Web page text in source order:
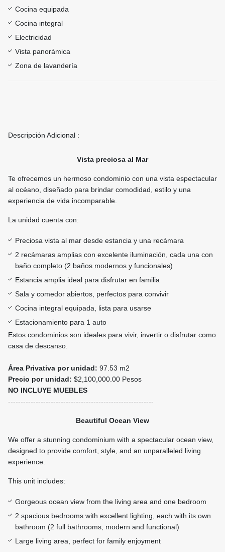
Cocina equipada
Cocina integral
Electricidad
Vista panorámica
Zona de lavandería
Descripción Adicional :
Vista preciosa al Mar
Te ofrecemos un hermoso condominio con una vista espectacular
al océano, diseñado para brindar comodidad, estilo y una
experiencia de vida incomparable.
La unidad cuenta con:
Preciosa vista al mar desde estancia y una recámara
2 recámaras amplias con excelente iluminación, cada una con
baño completo (2 baños modernos y funcionales)
Estancia amplia ideal para disfrutar en familia
Sala y comedor abiertos, perfectos para convivir
Cocina integral equipada, lista para usarse
Estacionamiento para 1 auto
Estos condominios son ideales para vivir, invertir o disfrutar como
casa de descanso.
Área Privativa por unidad: 97.53 m2
Precio por unidad: $2,100,000.00 Pesos
NO INCLUYE MUEBLES
----------------------------------------------------------
Beautiful Ocean View
We offer a stunning condominium with a spectacular ocean view,
designed to provide comfort, style, and an unparalleled living
experience.
This unit includes:
Gorgeous ocean view from the living area and one bedroom
2 spacious bedrooms with excellent lighting, each with its own
bathroom (2 full bathrooms, modern and functional)
Large living area, perfect for family enjoyment